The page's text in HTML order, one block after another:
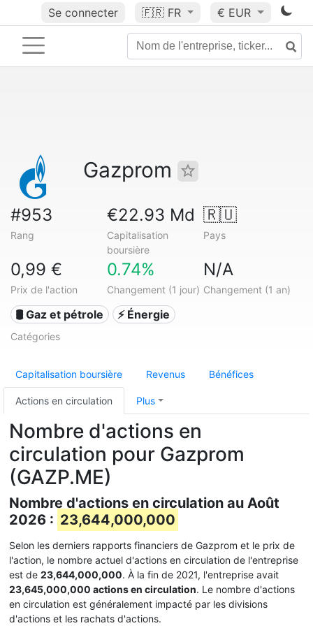
Se connecter 🇫🇷 FR € EUR
Gazprom
#953
Rang
€22.93 Md
Capitalisation
boursière
🇷🇺
Pays
0,99 €
Prix de l'action
0.74%
Changement (1 jour)
N/A
Changement (1 an)
🛢 Gaz et pétrole ⚡ Énergie
Catégories
Capitalisation boursière Revenus Bénéfices
Actions en circulation Plus
Nombre d'actions en
circulation pour Gazprom
(GAZP.ME)
Nombre d'actions en circulation au Août
2026 : 23,644,000,000
Selon les derniers rapports financiers de Gazprom et le prix de
l'action, le nombre actuel d'actions en circulation de l'entreprise
est de 23,644,000,000. À la fin de 2021, l'entreprise avait
23,645,000,000 actions en circulation. Le nombre d'actions
en circulation est généralement impacté par les divisions
d'actions et les rachats d'actions.